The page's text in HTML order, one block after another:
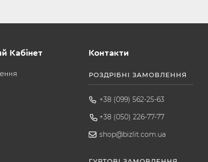
Кабінет Контакти
РОЗДРІБНІ ЗАМОВЛЕННЯ
+38 (099) 562-25-63
+38 (050) 226-77-77
shop@bizlit.com.ua